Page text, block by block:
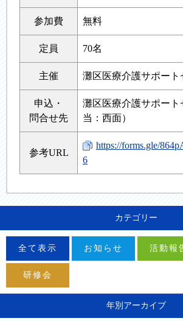
参加費 無料
定員 70名
主催 灘区医療介護サポート
申込・
問合せ先
灘区医療介護サポート
当：西面）
参考URL
https://forms.gle/
6
カテゴリー
全て表示 お知らせ 活動報
研修会
年別アーカイブ